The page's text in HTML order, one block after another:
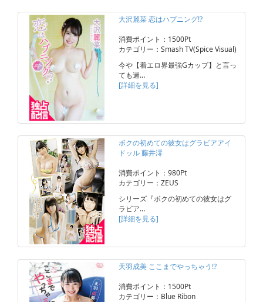
大沢麗菜 恋はハプニング!?
消費ポイント：1500Pt
カテゴリー：Smash TV(Spice Visual)
今や【着エロ界最強Gカップ】と言っ
ても過…
[詳細を見る]
ボクの初めての彼女はグラビアアイ
ドッル 藤井澪
消費ポイント：980Pt
カテゴリー：ZEUS
シリーズ『ボクの初めての彼女はグ
ラビア…
[詳細を見る]
天羽成美 ここまでやっちゃう!?
消費ポイント：1500Pt
カテゴリー：Blue Ribon